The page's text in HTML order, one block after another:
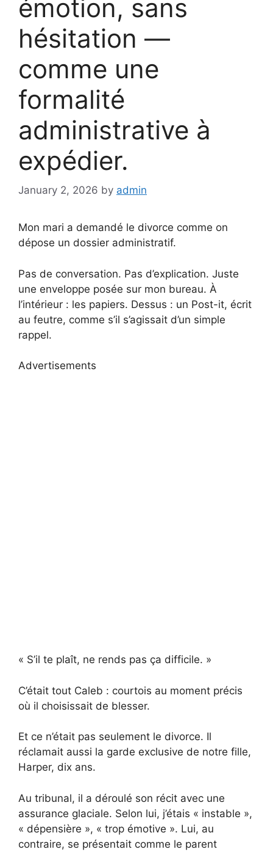
émotion, sans
hésitation —
comme une
formalité
administrative à
expédier.
January 2, 2026 by admin
Mon mari a demandé le divorce comme on
dépose un dossier administratif.
Pas de conversation. Pas d’explication. Juste
une enveloppe posée sur mon bureau. À
l’intérieur : les papiers. Dessus : un Post-it, écrit
au feutre, comme s’il s’agissait d’un simple
rappel.
Advertisements
« S’il te plaît, ne rends pas ça difficile. »
C’était tout Caleb : courtois au moment précis
où il choisissait de blesser.
Et ce n’était pas seulement le divorce. Il
réclamait aussi la garde exclusive de notre fille,
Harper, dix ans.
Au tribunal, il a déroulé son récit avec une
assurance glaciale. Selon lui, j’étais « instable »,
« dépensière », « trop émotive ». Lui, au
contraire, se présentait comme le parent